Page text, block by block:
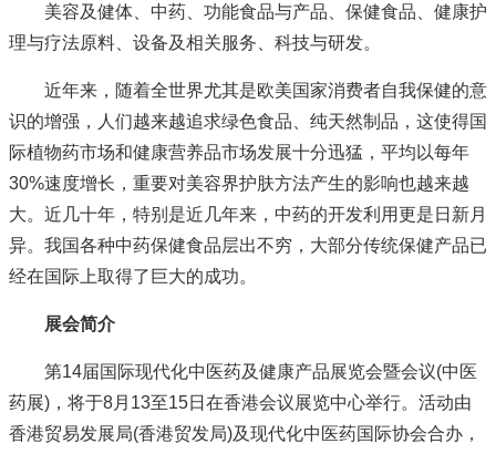
美容及健体、中药、功能食品与产品、保健食品、健康护
理与疗法原料、设备及相关服务、科技与研发。
近年来，随着全世界尤其是欧美国家消费者自我保健的意
识的增强，人们越来越追求绿色食品、纯天然制品，这使得国
际植物药市场和健康营养品市场发展十分迅猛，平均以每年
30%速度增长，重要对美容界护肤方法产生的影响也越来越
大。近几十年，特别是近几年来，中药的开发利用更是日新月
异。我国各种中药保健食品层出不穷，大部分传统保健产品已
经在国际上取得了巨大的成功。
展会简介
第14届国际现代化中医药及健康产品展览会暨会议(中医
药展)，将于8月13至15日在香港会议展览中心举行。活动由
香港贸易发展局(香港贸发局)及现代化中医药国际协会合办，